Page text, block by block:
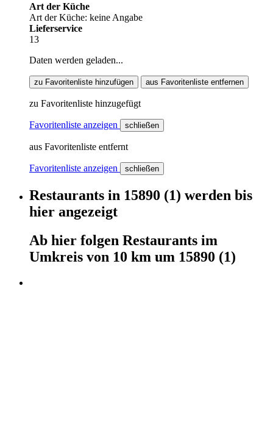
Art der Küche
Art der Küche: keine Angabe
Lieferservice
13
Daten werden geladen...
zu Favoritenliste hinzufügen aus Favoritenliste entfernen
zu Favoritenliste hinzugefügt
Favoritenliste anzeigen schließen
aus Favoritenliste entfernt
Favoritenliste anzeigen schließen
Restaurants in 15890 (1) werden bis
hier angezeigt
Ab hier folgen Restaurants im
Umkreis von 10 km um 15890 (1)